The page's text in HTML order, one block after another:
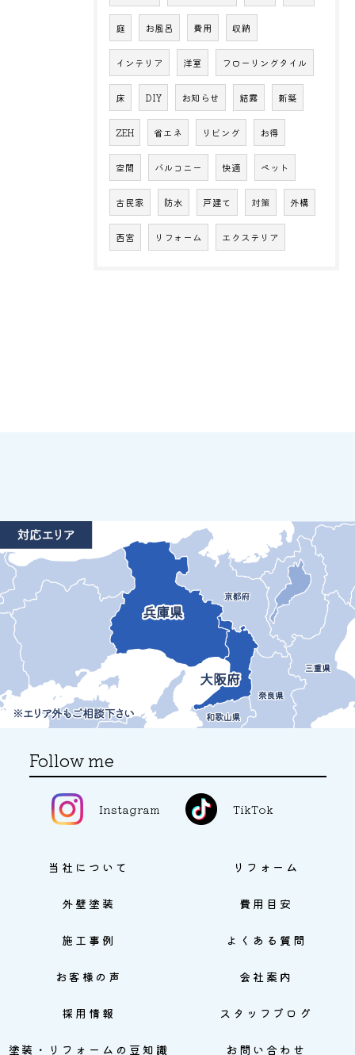
庭 お風呂 費用 収納
インテリア 洋室 フローリングタイル
床 DIY お知らせ 結露 新築
ZEH 省エネ リビング お得
空間 バルコニー 快適 ペット
古民家 防水 戸建て 対策 外構
西宮 リフォーム エクステリア
Follow me
Instagram TikTok
当社について リフォーム
外壁塗装 費用目安
施工事例 よくある質問
お客様の声 会社案内
採用情報 スタッフブログ
塗装・リフォームの豆知識 お問い合わせ